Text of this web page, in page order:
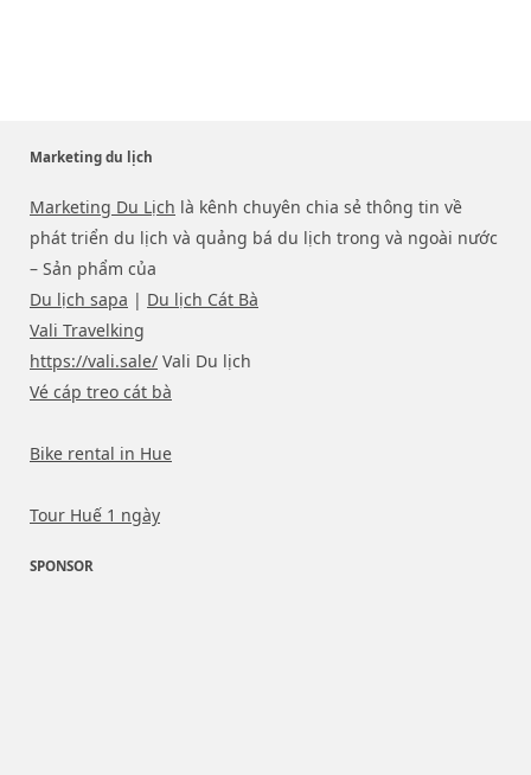
Marketing du lịch
Marketing Du Lịch là kênh chuyên chia sẻ thông tin về
phát triển du lịch và quảng bá du lịch trong và ngoài nước
– Sản phẩm của
Du lịch sapa | Du lịch Cát Bà
Vali Travelking
https://vali.sale/ Vali Du lịch
Vé cáp treo cát bà
Bike rental in Hue
Tour Huế 1 ngày
SPONSOR